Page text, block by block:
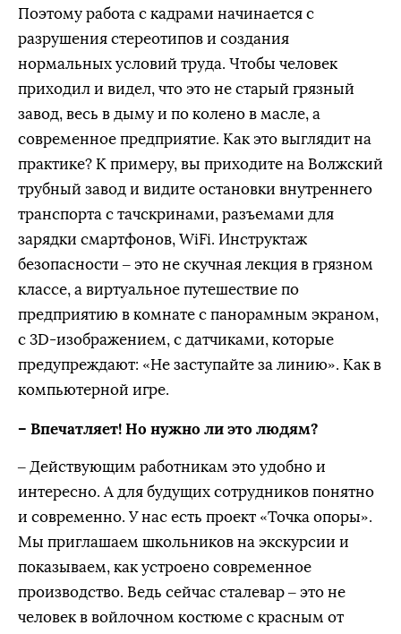
Поэтому работа с кадрами начинается с
разрушения стереотипов и создания
нормальных условий труда. Чтобы человек
приходил и видел, что это не старый грязный
завод, весь в дыму и по колено в масле, а
современное предприятие. Как это выглядит на
практике? К примеру, вы приходите на Волжский
трубный завод и видите остановки внутреннего
транспорта с тачскринами, разъемами для
зарядки смартфонов, WiFi. Инструктаж
безопасности – это не скучная лекция в грязном
классе, а виртуальное путешествие по
предприятию в комнате с панорамным экраном,
с 3D-изображением, с датчиками, которые
предупреждают: «Не заступайте за линию». Как в
компьютерной игре.
– Впечатляет! Но нужно ли это людям?
– Действующим работникам это удобно и
интересно. А для будущих сотрудников понятно
и современно. У нас есть проект «Точка опоры».
Мы приглашаем школьников на экскурсии и
показываем, как устроено современное
производство. Ведь сейчас сталевар – это не
человек в войлочном костюме с красным от